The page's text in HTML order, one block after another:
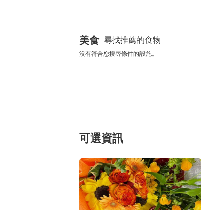
美食 尋找推薦的食物
沒有符合您搜尋條件的設施。
可選資訊